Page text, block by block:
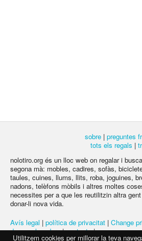
Utilitzem cookies per millorar la teva
sobre | preguntes
tots els regals |
nolotiro.org és un lloc web on regalar i
segona mà: mobles, cadires, sofàs,
taules, cuines, llums, llits, roba, joguines,
nadons, telèfons mòbils i altres moltes
necessites per a que les reutilitzin altra
donar-li nova vida.
Avís legal | política de privacitat | Change
desenvolupadors|contacte|